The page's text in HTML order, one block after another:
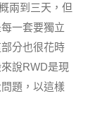
兩到三天，但
一套要獨立
分也很花時
說RWD是現
題，以這樣